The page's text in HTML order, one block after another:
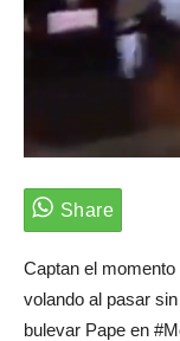
Captan el
volando al pasar
bulevar Pape en